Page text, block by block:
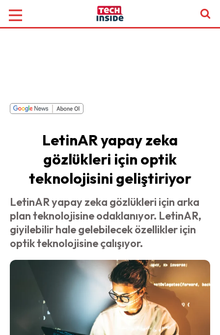
LetinAR yapay zeka
gözlükleri için optik
teknolojisini geliştiriyor
LetinAR yapay zeka gözlükleri için arka
plan teknolojisine odaklanıyor. LetinAR,
giyilebilir hale gelebilecek özellikler için
optik teknolojisine çalışıyor.